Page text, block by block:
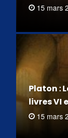
15 mars
Platon :
livres VI
15 mars